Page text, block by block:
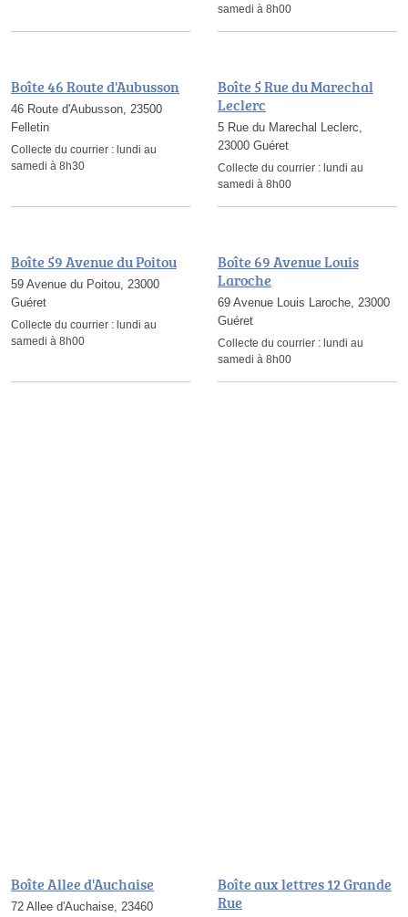
samedi à 8h00
Boîte 46 Route d'Aubusson
46 Route d'Aubusson, 23500
Felletin
Collecte du courrier : lundi au
samedi à 8h30
Boîte 5 Rue du Marechal
Leclerc
5 Rue du Marechal Leclerc,
23000 Guéret
Collecte du courrier : lundi au
samedi à 8h00
Boîte 59 Avenue du Poitou
59 Avenue du Poitou, 23000
Guéret
Collecte du courrier : lundi au
samedi à 8h00
Boîte 69 Avenue Louis
Laroche
69 Avenue Louis Laroche, 23000
Guéret
Collecte du courrier : lundi au
samedi à 8h00
Boîte Allee d'Auchaise
72 Allee d'Auchaise, 23460
Boîte aux lettres 12 Grande
Rue